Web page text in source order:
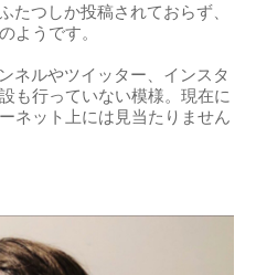
たつしか投稿されておらず、
ようです。
ネルやツイッター、インスタ
も行っていない模様。現在に
ネット上には見当たりません